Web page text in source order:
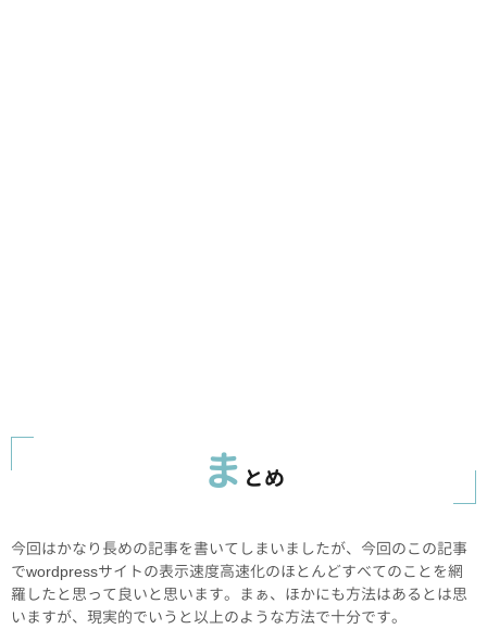
ま とめ
今回はかなり長めの記事を書いてしまいましたが、今回のこの記事
でwordpressサイトの表示速度高速化のほとんどすべてのことを網
羅したと思って良いと思います。まぁ、ほかにも方法はあるとは思
いますが、現実的でいうと以上のような方法で十分です。